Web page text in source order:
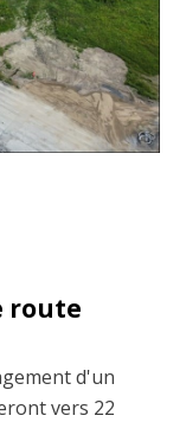
route
d'un
vers 22